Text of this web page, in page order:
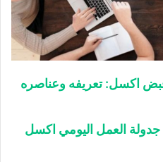
اكسل: تعريفه وعناصره
جدولة العمل اليومي اكسل